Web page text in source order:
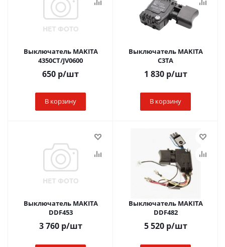
Выключатель MAKITA
4350CT/JV0600
650 р/шт
В корзину
Выключатель MAKITA
C3TA
1 830р/шт
В корзину
Выключатель MAKITA
DDF453
3 760р/шт
Выключатель MAKITA
DDF482
5 520р/шт